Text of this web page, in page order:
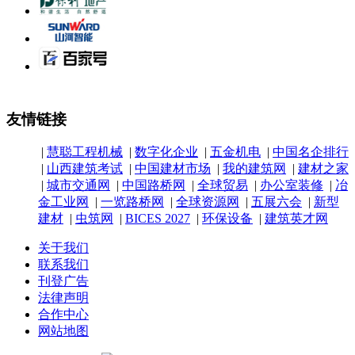
友情链接
| 慧聪工程机械 | 数字化企业 | 五金机电 | 中国名企排行
| 山西建筑考试 | 中国建材市场 | 我的建筑网 | 建材之家
| 城市交通网 | 中国路桥网 | 全球贸易 | 办公室装修 | 冶
金工业网
| 一览路桥网 | 全球资源网 | 五展六会 | 新型
建材 | 虫筑网 | BICES 2027 | 环保设备 | 建筑英才网
关于我们
联系我们
刊登广告
法律声明
合作中心
网站地图